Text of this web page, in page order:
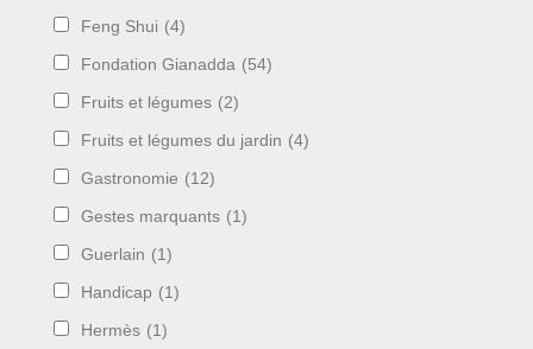
Feng Shui (4)
Fondation Gianadda (54)
Fruits et légumes (2)
Fruits et légumes du jardin (4)
Gastronomie (12)
Gestes marquants (1)
Guerlain (1)
Handicap (1)
Hermès (1)